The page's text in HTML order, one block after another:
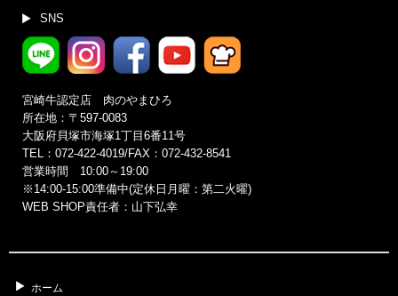
SNS
宮崎牛認定店 肉のやまひろ
所在地：〒597-0083
大阪府貝塚市海塚1丁目6番11号
TEL：072-422-4019/FAX：072-432-8541
営業時間 10:00～19:00
※14:00‐15:00準備中(定休日月曜：第二火曜)
WEB SHOP責任者：山下弘幸
ホーム